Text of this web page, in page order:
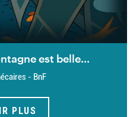
est belle...
- BnF
PLUS